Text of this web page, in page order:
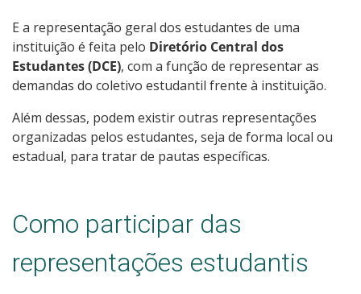
E a representação geral dos estudantes de uma
instituição é feita pelo Diretório Central dos
Estudantes (DCE), com a função de representar as
demandas do coletivo estudantil frente à instituição.
Além dessas, podem existir outras representações
organizadas pelos estudantes, seja de forma local ou
estadual, para tratar de pautas específicas.
Como participar das
representações estudantis